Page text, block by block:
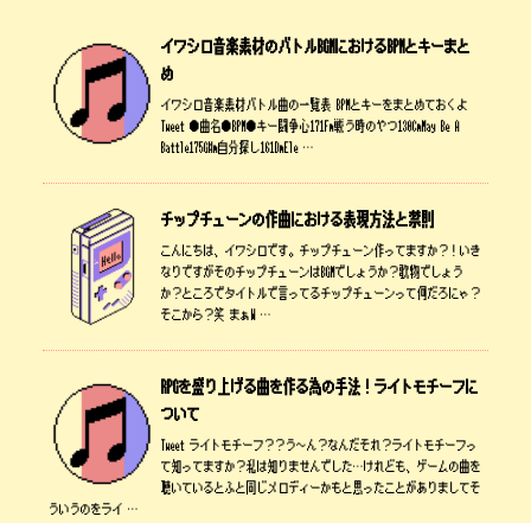
イワシロ音楽素材のバトルBGMにおけるBPMとキーまと
め
イワシロ音楽素材バトル曲の一覧表 BPMとキーをまとめておくよ
Tweet ●曲名●BPM●キー闘争心171Fm戦う時のやつ130CmMay Be A
Battle175G#m自分探し161DmEle …
チップチューンの作曲における表現方法と禁則
こんにちは、イワシロです。チップチューン作ってますか？！いき
なりですがそのチップチューンはBGMでしょうか？歌物でしょう
か？ところでタイトルで言ってるチップチューンって何だろにゃ？
そこから？笑 まぁW …
RPGを盛り上げる曲を作る為の手法！ライトモチーフに
ついて
Tweet ライトモチーフ？？う～ん？なんだそれ？ライトモチーフっ
て知ってますか？私は知りませんでした…けれども、ゲームの曲を
聴いているとふと同じメロディーかもと思ったことがありましてそ
ういうのをライ …